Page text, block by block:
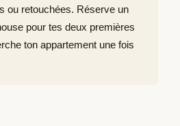
ou retouchées. Réserve un
pour tes deux premières
ton appartement une fois